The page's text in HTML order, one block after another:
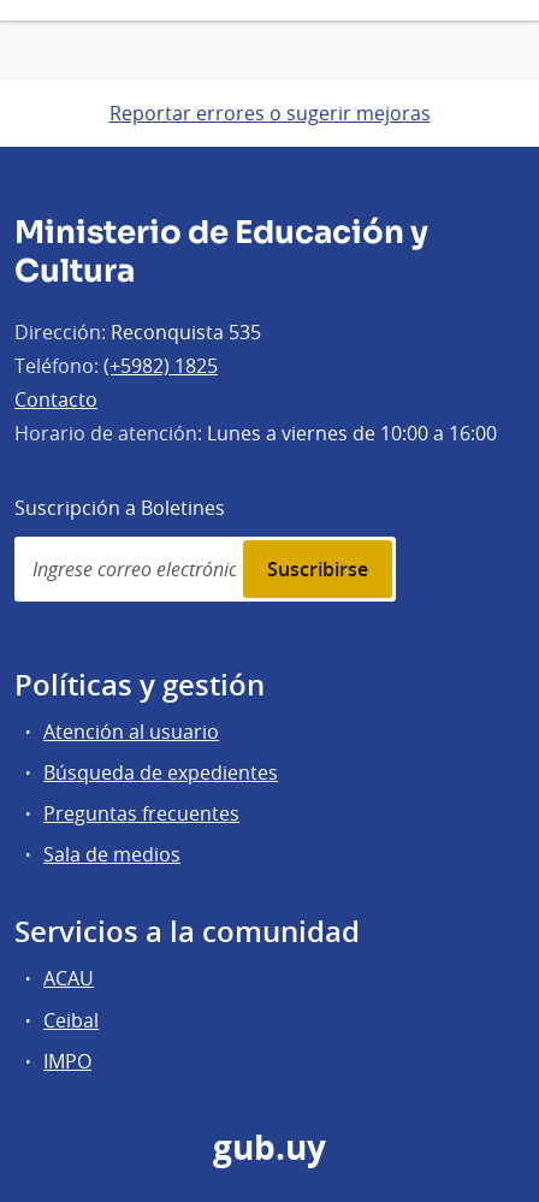
Reportar errores o sugerir mejoras
Ministerio de Educación y
Cultura
Dirección: Reconquista 535
Teléfono: (+5982) 1825
Contacto
Horario de atención: Lunes a viernes de 10:00 a 16:00
Suscripción a Boletines
Simplenews
subscription
Políticas y gestión
Atención al usuario
Búsqueda de expedientes
Preguntas frecuentes
Sala de medios
Servicios a la comunidad
ACAU
Ceibal
IMPO
gub.uy